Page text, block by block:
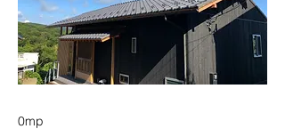
0mp